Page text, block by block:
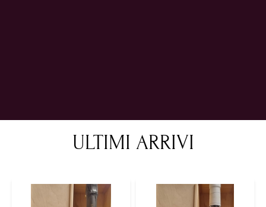
ULTIMI ARRIVI